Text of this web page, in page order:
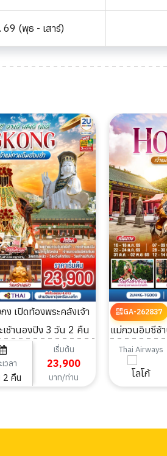
(พุธ - เสาร์)
ช้านองปิง 3 วัน 2 คืน
เวลา
2 คืน
เริ่มต้น
23,900
บาท/ท่าน
GA-262837
แม่กวนอิมซีซ้
ศรัทธา เติม
Thai Airways